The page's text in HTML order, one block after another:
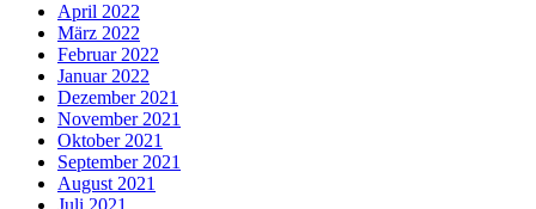
April 2022
März 2022
Februar 2022
Januar 2022
Dezember 2021
November 2021
Oktober 2021
September 2021
August 2021